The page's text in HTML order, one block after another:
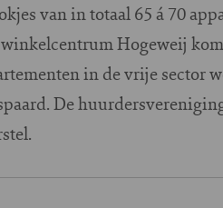
van in totaal 65 á 70
Hogeweij
in de vrije sector
De